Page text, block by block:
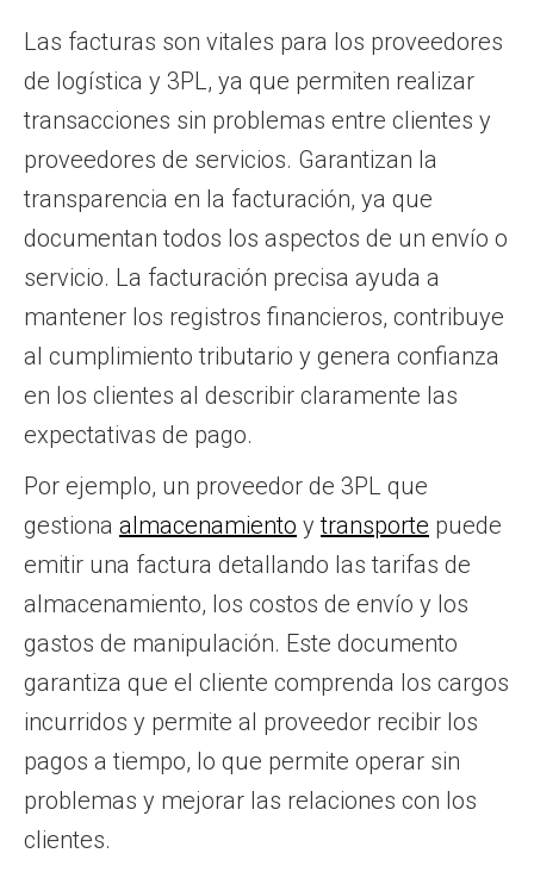
Las facturas son vitales para los proveedores
de logística y 3PL, ya que permiten realizar
transacciones sin problemas entre clientes y
proveedores de servicios. Garantizan la
transparencia en la facturación, ya que
documentan todos los aspectos de un envío o
servicio. La facturación precisa ayuda a
mantener los registros financieros, contribuye
al cumplimiento tributario y genera confianza
en los clientes al describir claramente las
expectativas de pago.
Por ejemplo, un proveedor de 3PL que
gestiona almacenamiento ytransporte puede
emitir una factura detallando las tarifas de
almacenamiento, los costos de envío y los
gastos de manipulación. Este documento
garantiza que el cliente comprenda los cargos
incurridos y permite al proveedor recibir los
pagos a tiempo, lo que permite operar sin
problemas y mejorar las relaciones con los
clientes.